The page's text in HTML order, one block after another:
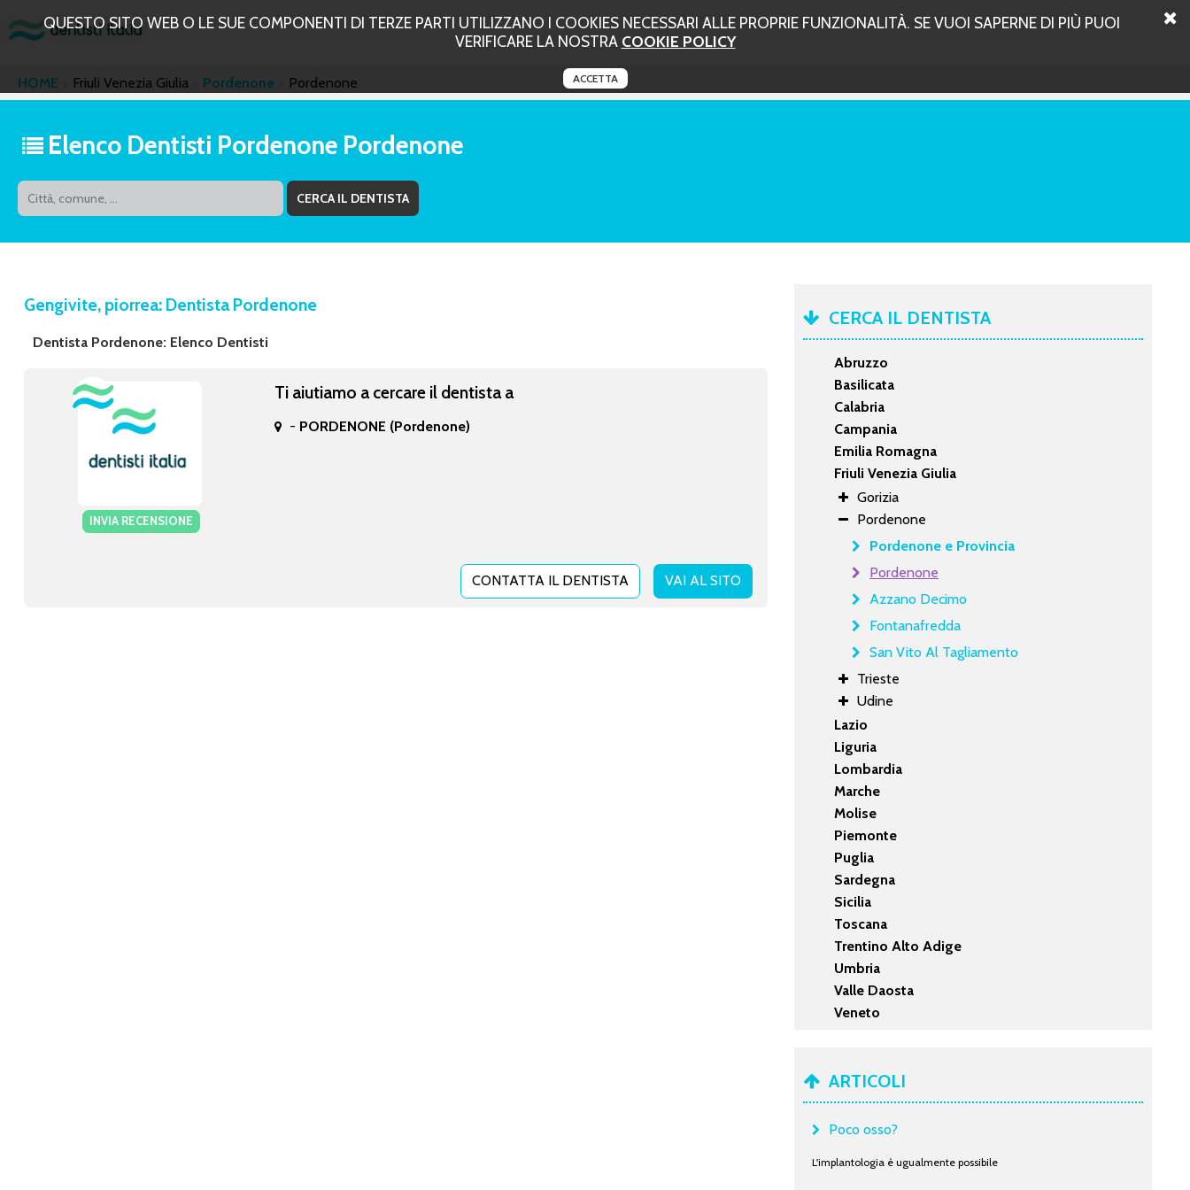
QUESTO SITO WEB O LE SUE COMPONENTI DI TERZE PARTI UTILIZZANO I COOKIES NECESSARI ALLE PROPRIE FUNZIONALITÀ. SE VUOI SAPERNE DI PIÙ PUOI
VERIFICARE LA NOSTRA COOKIE POLICY
ACCETTA
HOME Friuli Venezia Giulia Pordenone Pordenone
Elenco Dentisti Pordenone Pordenone
Gengivite, piorrea: Dentista Pordenone
Dentista Pordenone: Elenco Dentisti
INVIA RECENSIONE
Ti aiutiamo a cercare il dentista a
- PORDENONE (Pordenone)
CONTATTA IL DENTISTA VAI AL SITO
CERCA IL DENTISTA
Abruzzo
Basilicata
Calabria
Campania
Emilia Romagna
Friuli Venezia Giulia
Gorizia
Pordenone
Pordenone e Provincia
Pordenone
Azzano Decimo
Fontanafredda
San Vito Al Tagliamento
Trieste
Udine
Lazio
Liguria
Lombardia
Marche
Molise
Piemonte
Puglia
Sardegna
Sicilia
Toscana
Trentino Alto Adige
Umbria
Valle Daosta
Veneto
ARTICOLI
Poco osso?
L'implantologia è ugualmente possibile